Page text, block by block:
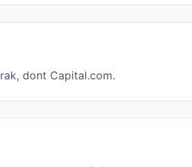
dont Capital.com.